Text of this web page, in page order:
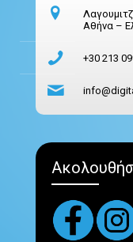
Αθήνα –
+30 213